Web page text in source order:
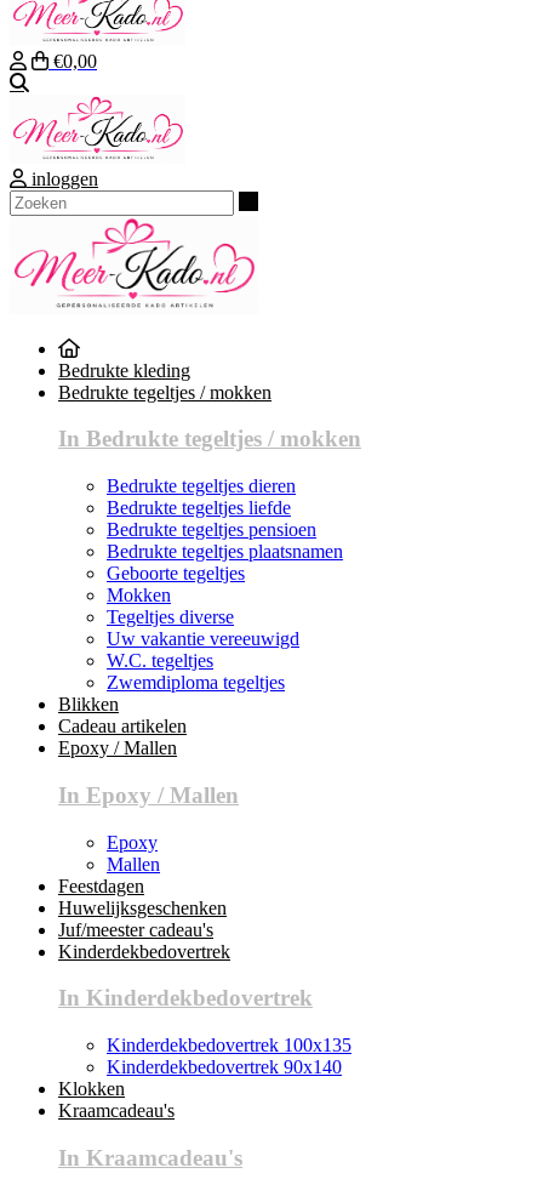
€0,00
inloggen
Bedrukte kleding
Bedrukte tegeltjes / mokken
In Bedrukte tegeltjes / mokken
Bedrukte tegeltjes dieren
Bedrukte tegeltjes liefde
Bedrukte tegeltjes pensioen
Bedrukte tegeltjes plaatsnamen
Geboorte tegeltjes
Mokken
Tegeltjes diverse
Uw vakantie vereeuwigd
W.C. tegeltjes
Zwemdiploma tegeltjes
Blikken
Cadeau artikelen
Epoxy / Mallen
In Epoxy / Mallen
Epoxy
Mallen
Feestdagen
Huwelijksgeschenken
Juf/meester cadeau's
Kinderdekbedovertrek
In Kinderdekbedovertrek
Kinderdekbedovertrek 100x135
Kinderdekbedovertrek 90x140
Klokken
Kraamcadeau's
In Kraamcadeau's